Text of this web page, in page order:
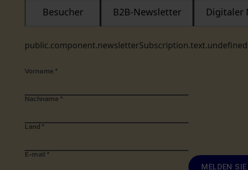
public.component.newsletterSubscription.text.undefined
Besucher B2B-Newsletter Digitaler
Vorname *
Nachname *
Land *
E-mail *
MELDEN